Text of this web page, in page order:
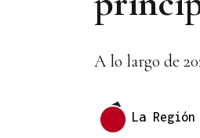
A lo largo de
La